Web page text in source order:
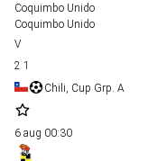
Coquimbo Unido
Coquimbo Unido
2 1
Chili, Cup Grp. A
6 aug 00:30